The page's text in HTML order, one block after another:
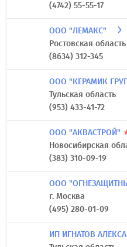
(4742) 55-55-17
ООО "ЛЕМАКС"
Ростовская область
(8634) 312-345
ООО "КЕРАМИК
Тульская область
(953) 433-41-72
ООО "АКВАСТРОЙ"
Новосибирская
(383) 310-09-19
ООО
г. Москва
(495) 280-01-09
ИП ИГНАТОВ